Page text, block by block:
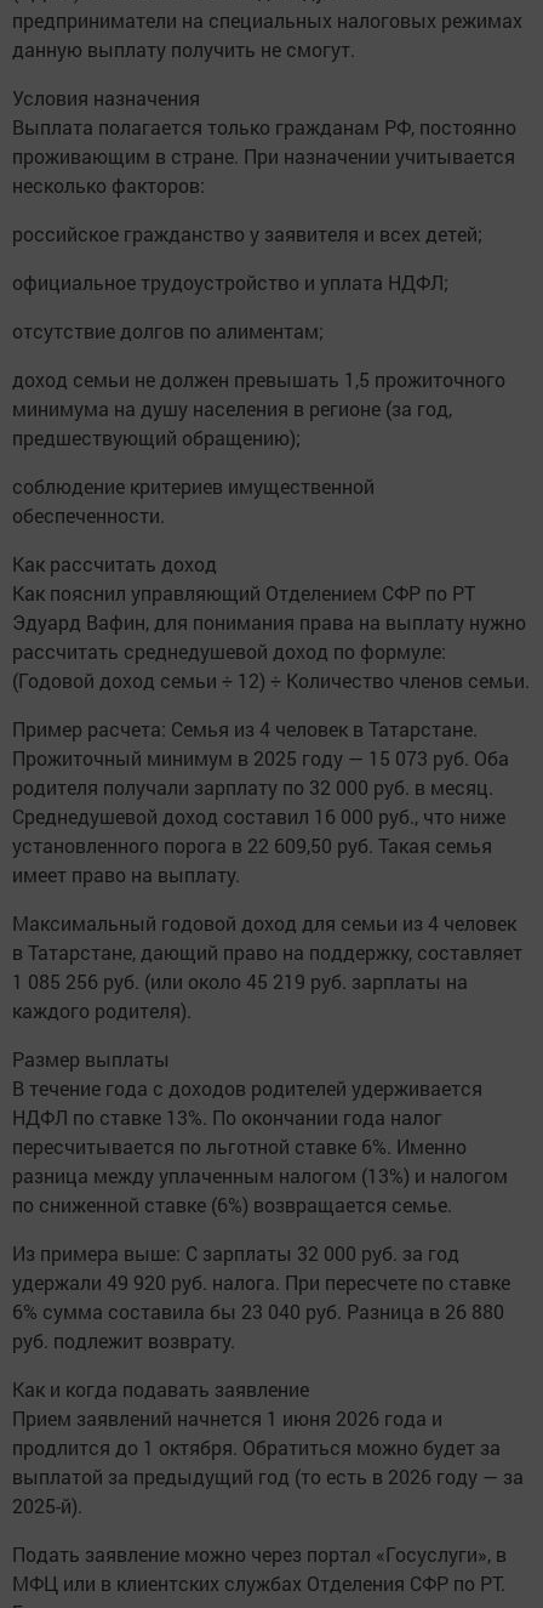
предприниматели на специальных налоговых режимах
данную выплату получить не смогут.
Условия назначения
Выплата полагается только гражданам РФ, постоянно
проживающим в стране. При назначении учитывается
несколько факторов:
российское гражданство у заявителя и всех детей;
официальное трудоустройство и уплата НДФЛ;
отсутствие долгов по алиментам;
доход семьи не должен превышать 1,5 прожиточного
минимума на душу населения в регионе (за год,
предшествующий обращению);
соблюдение критериев имущественной
обеспеченности.
Как рассчитать доход
Как пояснил управляющий Отделением СФР по РТ
Эдуард Вафин, для понимания права на выплату нужно
рассчитать среднедушевой доход по формуле:
(Годовой доход семьи ÷ 12) ÷ Количество членов семьи.
Пример расчета: Семья из 4 человек в Татарстане.
Прожиточный минимум в 2025 году — 15 073 руб. Оба
родителя получали зарплату по 32 000 руб. в месяц.
Среднедушевой доход составил 16 000 руб., что ниже
установленного порога в 22 609,50 руб. Такая семья
имеет право на выплату.
Максимальный годовой доход для семьи из 4 человек
в Татарстане, дающий право на поддержку, составляет
1 085 256 руб. (или около 45 219 руб. зарплаты на
каждого родителя).
Размер выплаты
В течение года с доходов родителей удерживается
НДФЛ по ставке 13%. По окончании года налог
пересчитывается по льготной ставке 6%. Именно
разница между уплаченным налогом (13%) и налогом
по сниженной ставке (6%) возвращается семье.
Из примера выше: С зарплаты 32 000 руб. за год
удержали 49 920 руб. налога. При пересчете по ставке
6% сумма составила бы 23 040 руб. Разница в 26 880
руб. подлежит возврату.
Как и когда подавать заявление
Прием заявлений начнется 1 июня 2026 года и
продлится до 1 октября. Обратиться можно будет за
выплатой за предыдущий год (то есть в 2026 году — за
2025-й).
Подать заявление можно через портал «Госуслуги», в
МФЦ или в клиентских службах Отделения СФР по РТ.